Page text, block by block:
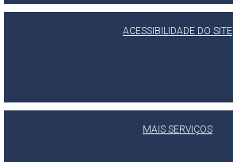
ACESSIBILIDADE DO SITE
MAIS SERVIÇOS